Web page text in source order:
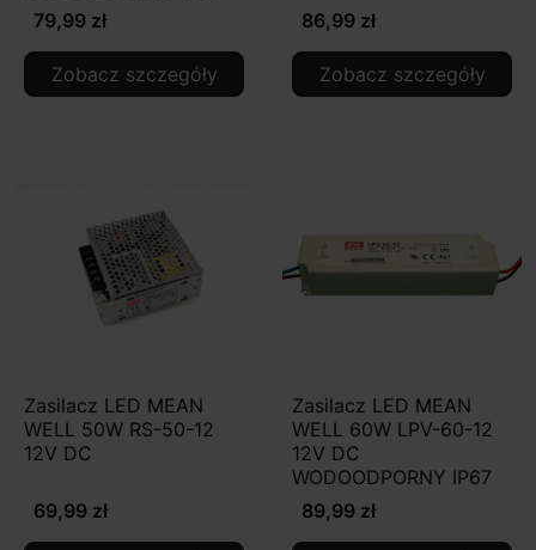
79,99 zł
Zobacz szczegóły
86,99 zł
Zobacz szczegóły
Zasilacz LED MEAN
WELL 50W RS-50-12
12V DC
69,99 zł
Zasilacz LED MEAN
WELL 60W LPV-60-12
12V DC
WODOODPORNY IP67
89,99 zł